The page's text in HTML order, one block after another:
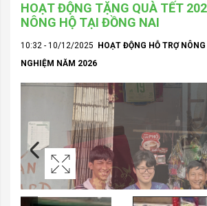
HOẠT ĐỘNG TẶNG QUÀ TẾT
NÔNG HỘ TẠI ĐỒNG NAI
10:32 - 10/12/2025
HOẠT ĐỘNG HỖ TRỢ
NGHIỆM NĂM 2026